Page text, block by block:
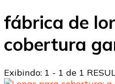
fábrica de
cobertura
Exibindo: 1 - 1 de 1